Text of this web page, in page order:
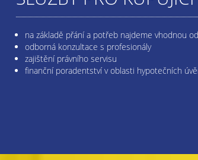
na základě přání a potřeb najdeme vhodnou
odborná konzultace s profesionály
zajištění právního servisu
finanční poradentství v oblasti hypotečních